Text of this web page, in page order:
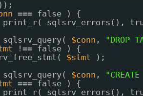
));
=== false ) {
print_r( sqlsrv_errors(),
sqlsrv_query( $conn , "DROP
!== false ) {
$stmt
);
sqlsrv_query( $conn ,
=== false ) {
print_r( sqlsrv_errors(),